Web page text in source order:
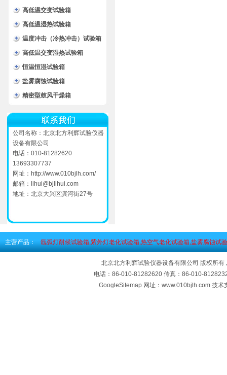
高低温交变试验箱
高低温湿热试验箱
温度冲击（冷热冲击）试验箱
高低温交变湿热试验箱
恒温恒湿试验箱
盐雾腐蚀试验箱
精密型鼓风干燥箱
公司名称：北京北方利辉试验仪器
设备有限公司
电话：010-81282620
13693307737
网址： http://www.010bjlh.com/
邮箱： lihui@bjlihui.com
地址：北京大兴区滨河街27号
主营产品： 氙弧灯耐候试验箱,紫外灯老化试验箱,热空气老化试验箱,盐雾腐蚀试
北京北方利辉试验仪器设备有限公司 版权所有
电话：86-010-81282620 传真：86-010-
GoogleSitemap 网址：www.010bjlh.com 技